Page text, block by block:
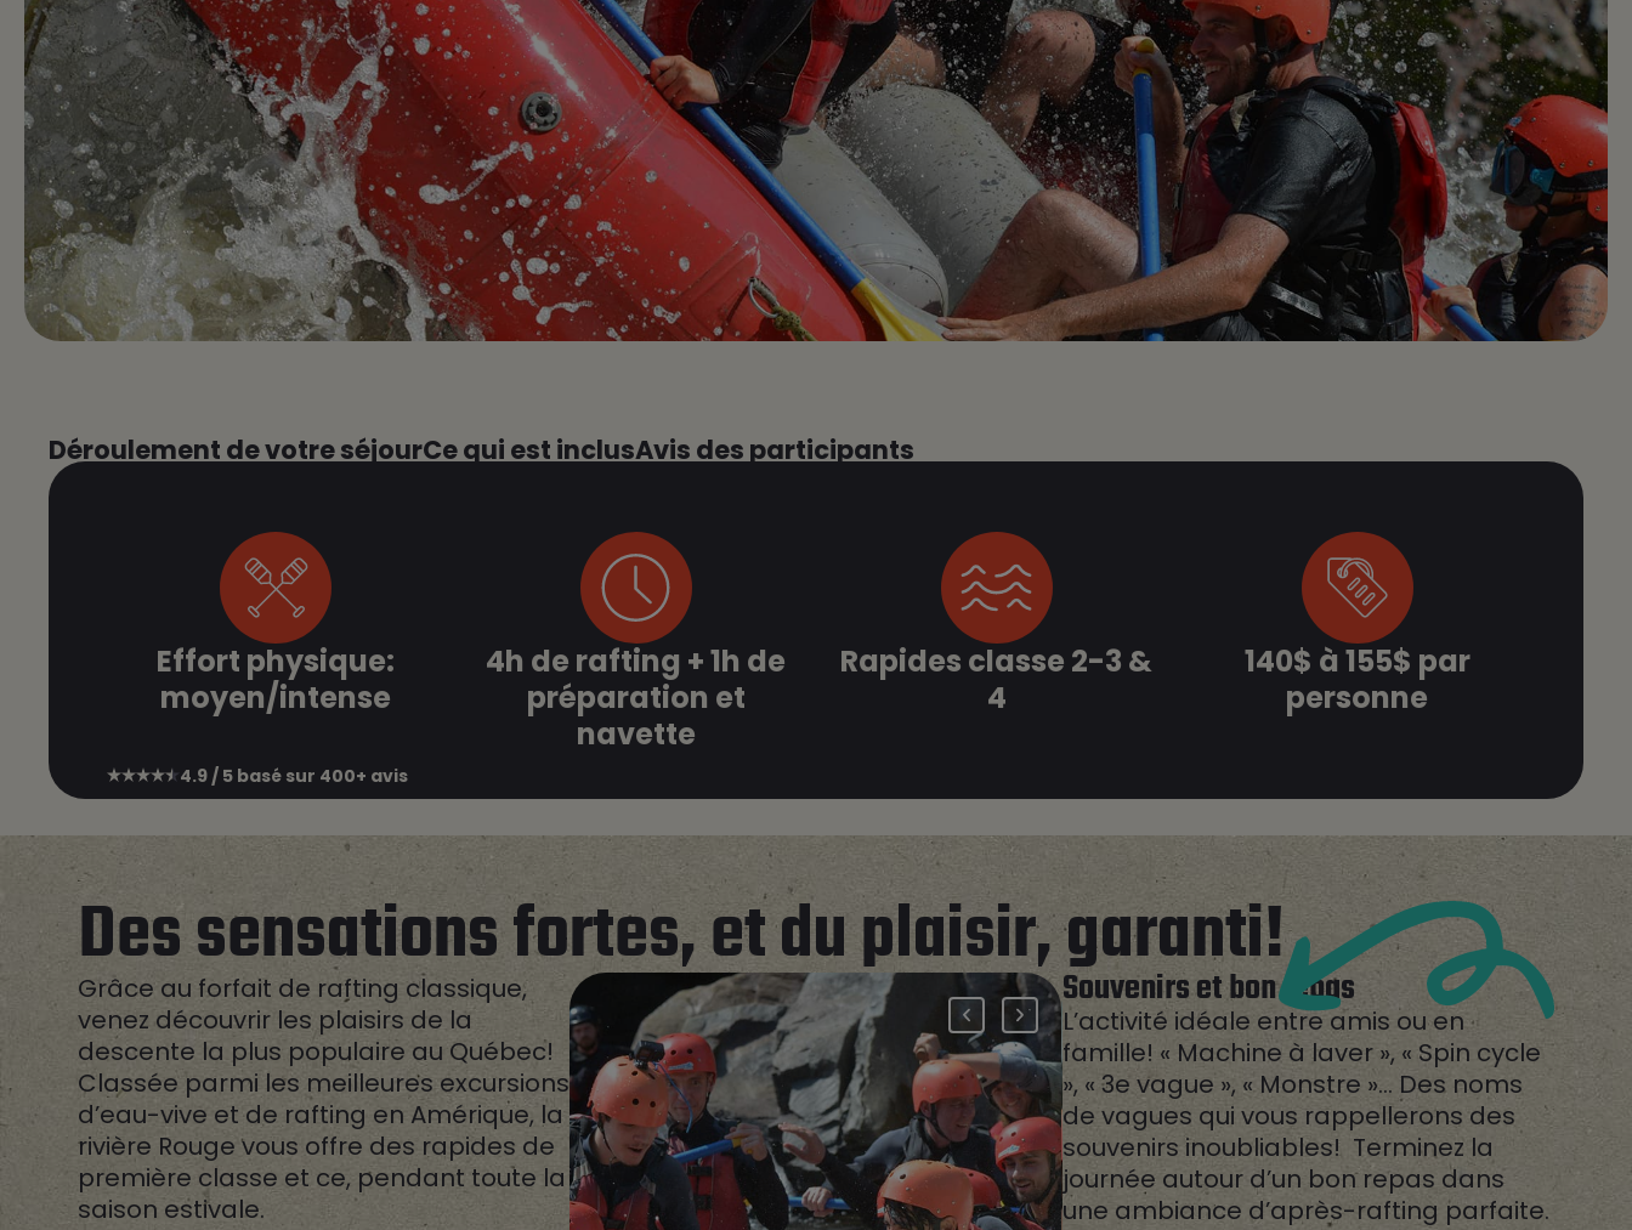
Déroulement de votre séjourCe qui est inclusAvis des participants
Effort physique:
moyen/intense
4h de rafting + 1h de
préparation et
navette
Rapides classe 2-3 &
4
140$ à 155$ par
personne
4.9 / 5 basé sur 400+ avis
Dessensations fortes, et du plaisir, garanti!
Grâce au forfait de rafting classique,
venez découvrir les plaisirs de la
descente la plus populaire au Québec!
Classée parmi les meilleures excursions
d’eau-vive et de rafting en Amérique, la
rivière Rouge vous offre des rapides de
première classe et ce, pendant toute la
saison estivale.
Souvenirs et bon repas
L’activité idéale entre amis ou en
famille! « Machine à laver », « Spin cycle
», « 3e vague », « Monstre »… Des noms
de vagues qui vous rappellerons des
souvenirs inoubliables! Terminez la
journée autour d’un bon repas dans
une ambiance d’après-rafting parfaite.